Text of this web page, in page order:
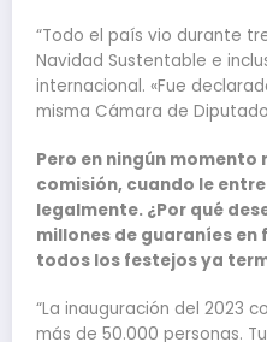
“Todo el país vio durante
Navidad Sustentable e
internacional. «Fue
misma Cámara de
Pero en ningún momento
comisión, cuando le
legalmente. ¿Por qué
millones de guaraníes en
todos los festejos ya
“La inauguración del 2023
más de 50.000 personas.